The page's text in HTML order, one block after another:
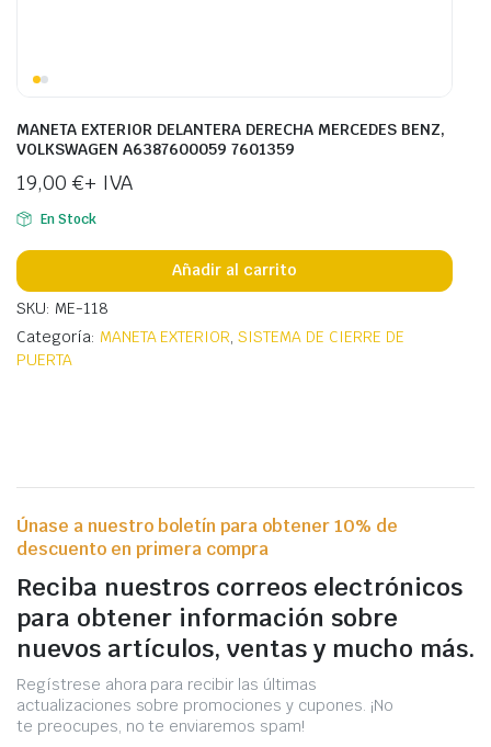
MANETA EXTERIOR DELANTERA DERECHA MERCEDES BENZ,
VOLKSWAGEN A6387600059 7601359
19,00 €+ IVA
En Stock
Añadir al carrito
SKU: ME-118
Categoría: MANETA EXTERIOR,SISTEMA DE CIERRE DE
PUERTA
Únase a nuestro boletín para obtener 10% de
descuento en primera compra
Reciba nuestros correos electrónicos
para obtener información sobre
nuevos artículos, ventas y mucho más.
Regístrese ahora para recibir las últimas
actualizaciones sobre promociones y cupones. ¡No
te preocupes, no te enviaremos spam!